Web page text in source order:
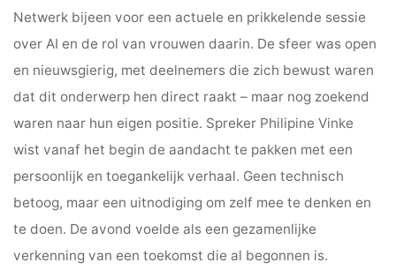
Netwerk bijeen voor een actuele en prikkelende sessie
over AI en de rol van vrouwen daarin. De sfeer was open
en nieuwsgierig, met deelnemers die zich bewust waren
dat dit onderwerp hen direct raakt – maar nog zoekend
waren naar hun eigen positie. Spreker Philipine Vinke
wist vanaf het begin de aandacht te pakken met een
persoonlijk en toegankelijk verhaal. Geen technisch
betoog, maar een uitnodiging om zelf mee te denken en
te doen. De avond voelde als een gezamenlijke
verkenning van een toekomst die al begonnen is.